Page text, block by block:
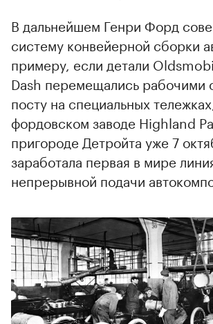
В дальнейшем Генри Форд
систему конвейерной сборки
примеру, если детали
Dash перемещались рабочими
посту на специальных
фордовском заводе Highland
пригороде Детройта уже 7
заработала первая в мире
непрерывной подачи